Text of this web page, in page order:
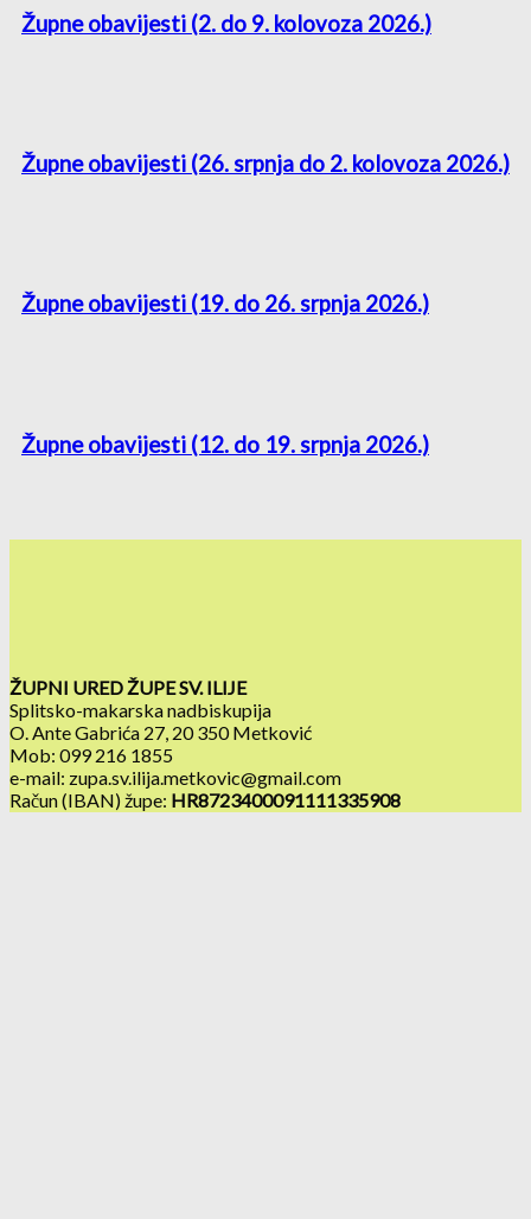
Župne obavijesti (2. do 9. kolovoza 2026.)
Župne obavijesti (26. srpnja do 2. kolovoza 2026.)
Župne obavijesti (19. do 26. srpnja 2026.)
Župne obavijesti (12. do 19. srpnja 2026.)
ŽUPNI URED ŽUPE SV. ILIJE
Splitsko-makarska nadbiskupija
O. Ante Gabrića 27, 20 350 Metković
Mob: 099 216 1855
e-mail: zupa.sv.ilija.metkovic@gmail.com
Račun (IBAN) župe: HR8723400091111335908